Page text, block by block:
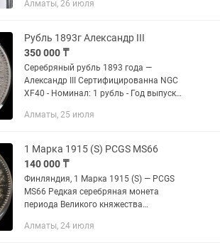
императора Галлиена. Монета
Алматы, 26 июля
Рубль 1893г Александр III
350 000 ₸
Серебряный рубль 1893 года —
Александр III Сертифицированна NGC
XF40 - Номинал: 1 рубль - Год выпуска:
двор:Санкт-Петербургский монетный
Алматы, 25 июля
1 Марка 1915 (S) PCGS MS66
140 000 ₸
Финляндия, 1 Марка 1915 (S) — PCGS
MS66 Редкая серебряная монета
периода Великого княжества
империи. - Номинал: 1 марка - Год
Алматы, 24 июля